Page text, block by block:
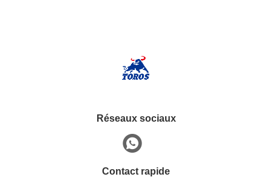
Réseaux sociaux
Contact rapide